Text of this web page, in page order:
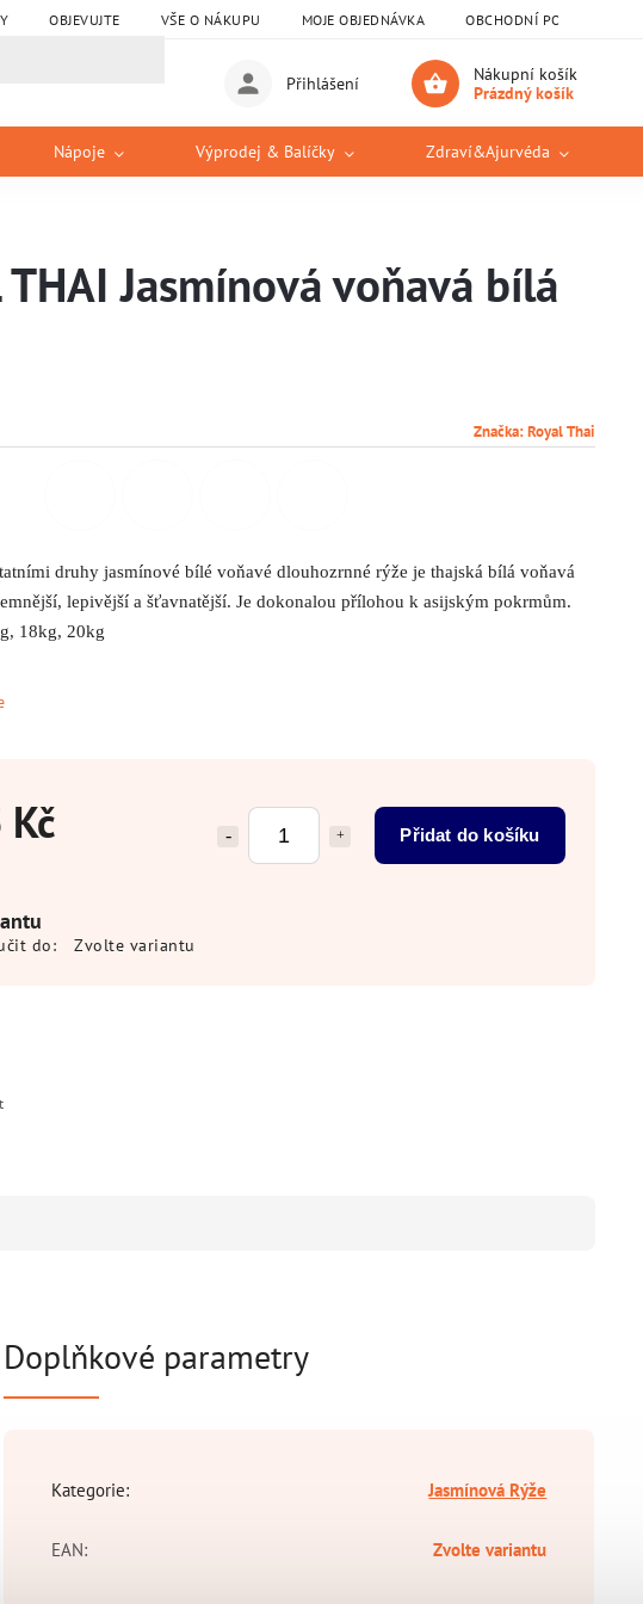
OBJEVUJTE VŠE O NÁKUPU MOJE OBJEDNÁVKA OBCHODNÍ PODMÍNKY
Nákupní košík
Prázdný košík
Přihlášení
Nápoje Výprodej & Balíčky Zdraví&Ajurvéda
Přidat do košíku
do: Zvolte variantu
THAI Jasmínová voňavá bílá
Značka:Royal Thai
druhy jasmínové bílé voňavé dlouhozrnné rýže je thajská bílá voňavá
lepivější a šťavnatější. Je dokonalou přílohou k asijským pokrmům.
18kg, 20kg
Doplňkové parametry
Kategorie: Jasmínová Rýže
EAN: Zvolte variantu